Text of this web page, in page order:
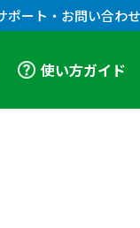
ポート・お問い合わせ
使い方ガイド